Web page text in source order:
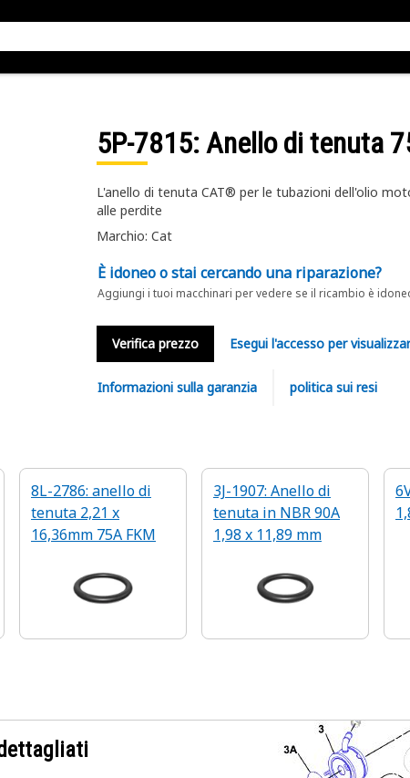
5P-7815: Anello di tenuta
L'anello di tenuta CAT® per le tubazioni dell'olio
alle perdite
Marchio: Cat
È idoneo o stai cercando una riparazione?
Aggiungi i tuoi macchinari per vedere se il ricambio è
Verifica prezzo Esegui l'accesso per
Informazioni sulla garanzia politica sui resi
8L-2786: anello di
tenuta 2,21 x
16,36mm 75A FKM
3J-1907: Anello di
tenuta in NBR 90A
1,98 x 11,89 mm